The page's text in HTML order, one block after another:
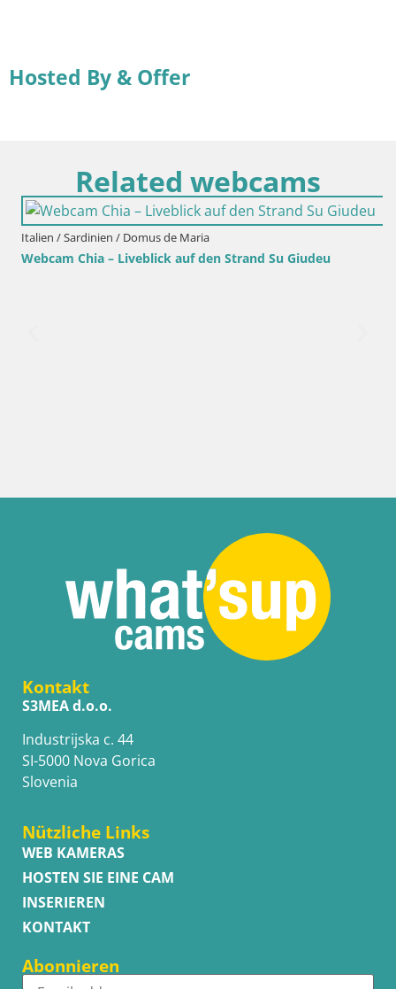
Hosted By & Offer
Related webcams
Italien / Sardinien / Domus de Maria
Webcam Chia – Liveblick auf den Strand Su Giudeu
Kontakt
S3MEA d.o.o.
Industrijska c. 44
SI-5000 Nova Gorica
Slovenia
Nützliche Links
WEB KAMERAS
HOSTEN SIE EINE CAM
INSERIEREN
KONTAKT
Abonnieren